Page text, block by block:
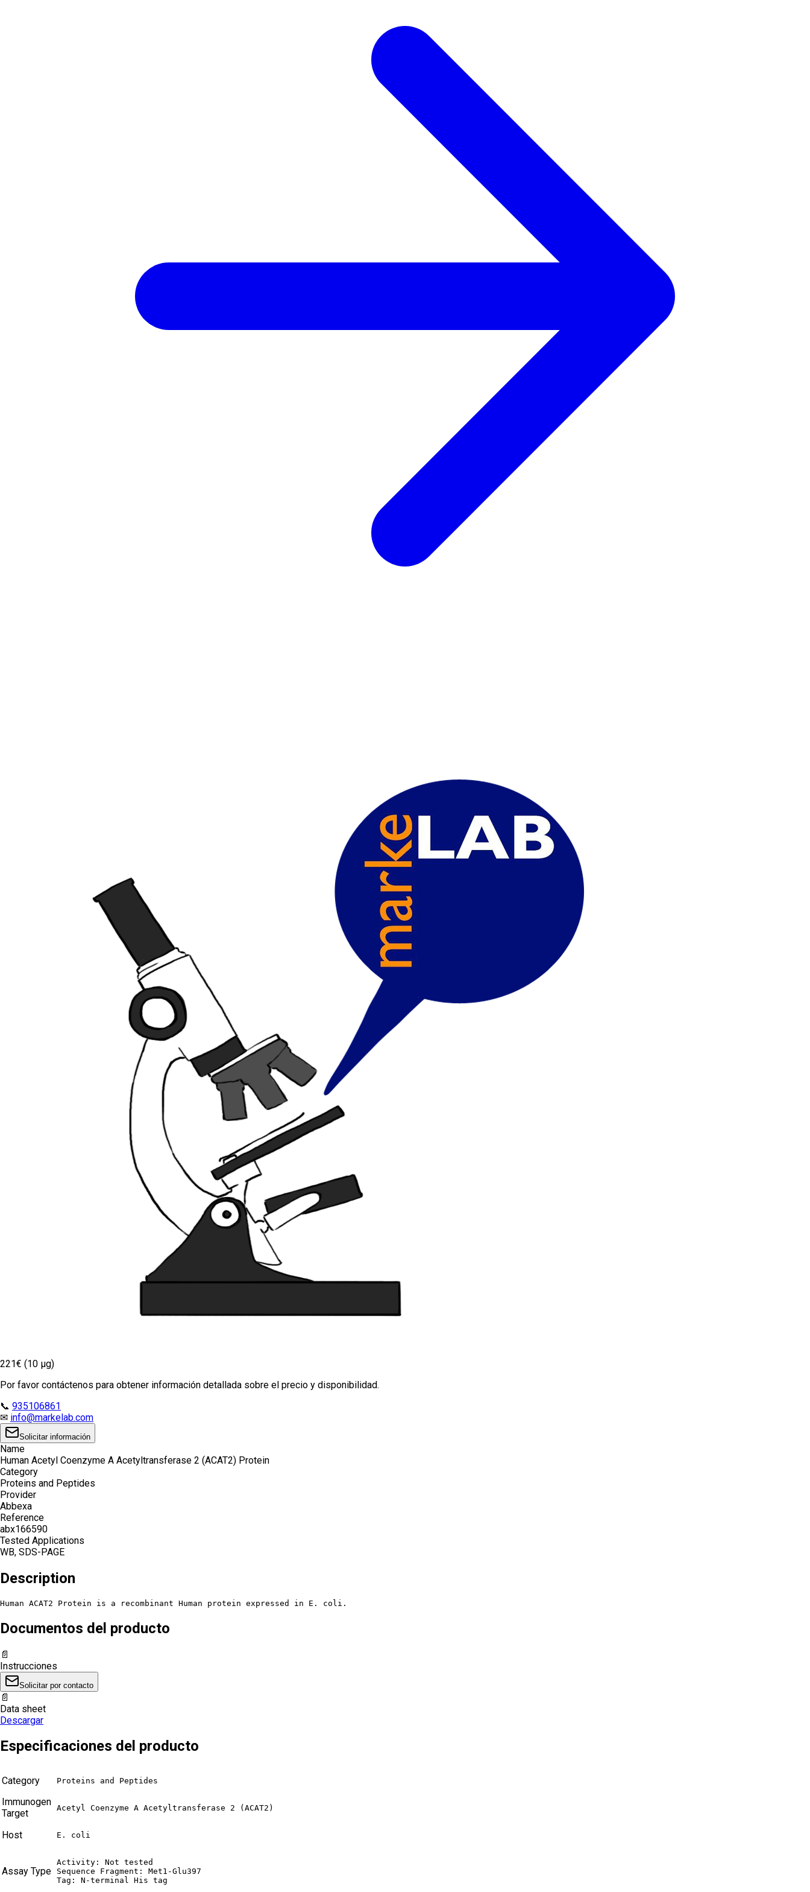
221€ (10 µg)
Por favor contáctenos para obtener información detallada sobre el precio y disponibilidad.
📞 935106861
✉ info@markelab.com
Solicitar información
Name
Human Acetyl Coenzyme A Acetyltransferase 2 (ACAT2) Protein
Category
Proteins and Peptides
Provider
Abbexa
Reference
abx166590
Tested Applications
WB, SDS-PAGE
Description
Human ACAT2 Protein is a recombinant Human protein expressed in E. coli.
Documentos del producto
📄
Instrucciones
Solicitar por contacto
📄
Data sheet
Descargar
Especificaciones del producto
Category Proteins and Peptides
Immunogen
Target
Acetyl Coenzyme A Acetyltransferase 2 (ACAT2)
Host E. coli
Assay Type
Activity: Not tested
Sequence Fragment: Met1-Glu397
Tag: N-terminal His tag